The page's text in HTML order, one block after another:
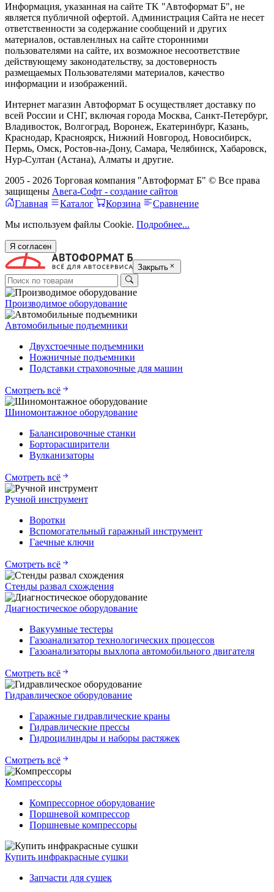
Информация, указанная на сайте TK "Автоформат Б", не
является публичной офертой. Администрация Сайта не несет
ответственности за содержание сообщений и других
материалов, оставленлных на сайте сторонними
пользователями на сайте, их возможное несоответствие
действующему законодательству, за достоверность
размещаемых Пользователями материалов, качество
информации и изображений.
Интернет магазин Автоформат Б осуществляет доставку по
всей России и СНГ, включая города Москва, Санкт-Петербург,
Владивосток, Волгоград, Воронеж, Екатеринбург, Казань,
Краснодар, Красноярск, Нижний Новгород, Новосибирск,
Пермь, Омск, Ростов-на-Дону, Самара, Челябинск, Хабаровск,
Нур-Султан (Астана), Алматы и другие.
2005 - 2026 Торговая компания "Автоформат Б" © Все права
защищены Авега-Софт - создание сайтов
Главная
Каталог Корзина
Сравнение
Мы используем файлы Cookie. Подробнее...
Я согласен
Закрыть
Производимое оборудование
Автомобильные подъемники
Двухстоечные подъемники
Ножничные подъемники
Подставки страховочные для машин
Смотреть всё
Шиномонтажное оборудование
Балансировочные станки
Борторасширители
Вулканизаторы
Смотреть всё
Ручной инструмент
Воротки
Вспомогательный гаражный инструмент
Гаечные ключи
Смотреть всё
Стенды развал схождения
Диагностическое оборудование
Вакуумные тестеры
Газоанализатор технологических процессов
Газоанализаторы выхлопа автомобильного двигателя
Смотреть всё
Гидравлическое оборудование
Гаражные гидравлические краны
Гидравлические прессы
Гидроцилиндры и наборы растяжек
Смотреть всё
Компрессоры
Компрессорное оборудование
Поршневой компрессор
Поршневые компрессоры
Купить инфракрасные сушки
Запчасти для сушек